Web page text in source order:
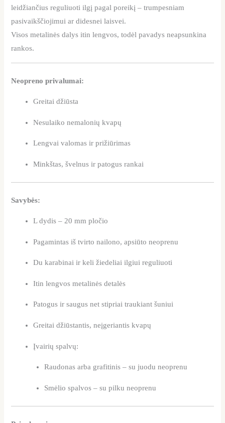
leidžiančius reguliuoti ilgį pagal poreikį – trumpesniam
pasivaikščiojimui ar didesnei laisvei.
Visos metalinės dalys itin lengvos, todėl pavadys neapsunkina
rankos.
Neopreno privalumai:
Greitai džiūsta
Nesulaiko nemalonių kvapų
Lengvai valomas ir prižiūrimas
Minkštas, švelnus ir patogus rankai
Savybės:
L dydis – 20 mm pločio
Pagamintas iš tvirto nailono, apsiūto neoprenu
Du karabinai ir keli žiedeliai ilgiui reguliuoti
Itin lengvos metalinės detalės
Patogus ir saugus net stipriai traukiant šuniui
Greitai džiūstantis, neįgeriantis kvapų
Įvairių spalvų:
Raudonas arba grafitinis – su juodu neoprenu
Smėlio spalvos – su pilku neoprenu